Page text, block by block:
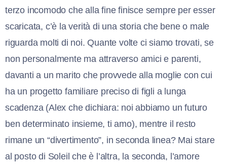
terzo incomodo che alla fine finisce sempre per esser
scaricata, c’è la verità di una storia che bene o male
riguarda molti di noi. Quante volte ci siamo trovati, se
non personalmente ma attraverso amici e parenti,
davanti a un marito che provvede alla moglie con cui
ha un progetto familiare preciso di figli a lunga
scadenza (Alex che dichiara: noi abbiamo un futuro
ben determinato insieme, ti amo), mentre il resto
rimane un “divertimento”, in seconda linea? Mai stare
al posto di Soleil che è l’altra, la seconda, l’amore